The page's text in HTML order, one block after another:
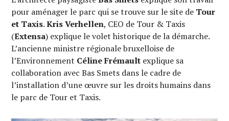
pour aménager le parc qui se trouve sur le site de Tour
et Taxis.Kris Verhellen, CEO de Tour & Taxis
(Extensa) explique le volet historique de la démarche.
L’ancienne ministre régionale bruxelloise de
l’Environnement Céline Frémault explique sa
collaboration avec Bas Smets dans le cadre de
l’installation d’une œuvre sur les droits humains dans
le parc de Tour et Taxis.